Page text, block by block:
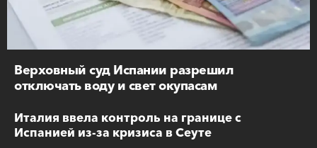
Верховный суд Испании разрешил
отключать воду и свет окупасам
Италия ввела контроль на границе с
Испанией из-за кризиса в Сеуте